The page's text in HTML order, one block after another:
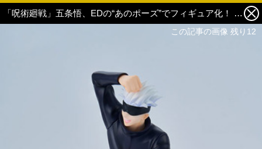
「呪術廻戦」五条悟、EDの“あのポーズ”でフィギュア化！ 美しい瞳の素顔も楽しめる♪ 10枚目の写真・画像
この記事の画像 残り12